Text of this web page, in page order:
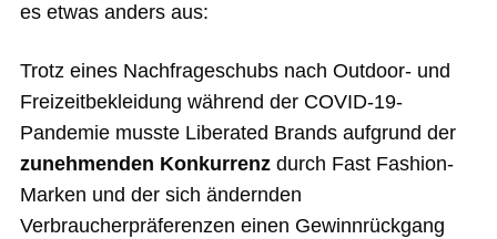
es etwas anders aus:
Trotz eines Nachfrageschubs nach Outdoor- und
Freizeitbekleidung während der COVID-19-
Pandemie musste Liberated Brands aufgrund der
zunehmenden Konkurrenzdurch Fast Fashion-
Marken und der sich ändernden
Verbraucherpräferenzen einen Gewinnrückgang